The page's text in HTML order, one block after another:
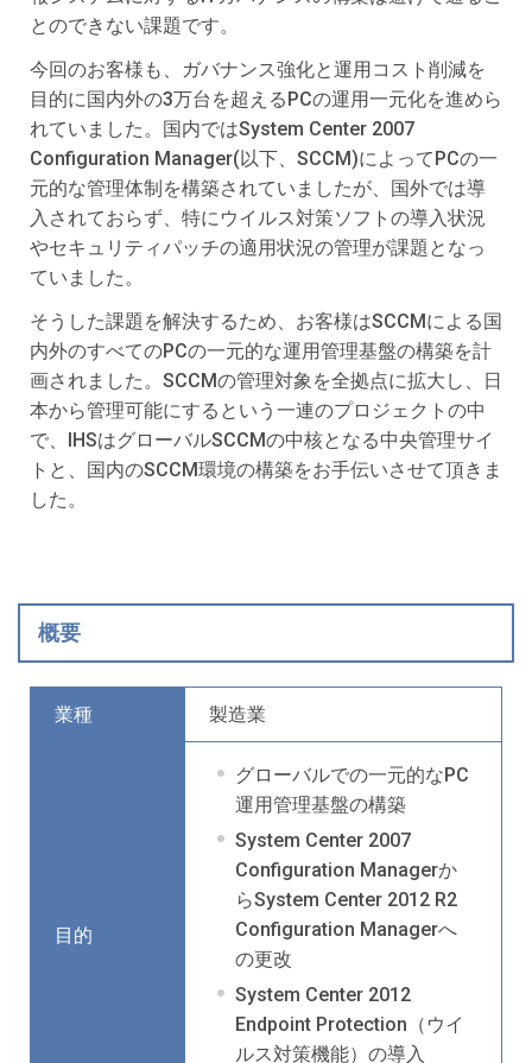
とのできない課題です。
今回のお客様も、ガバナンス強化と運用コスト削減を
目的に国内外の3万台を超えるPCの運用一元化を進めら
れていました。国内ではSystem Center 2007
Configuration Manager(以下、SCCM)によってPCの一
元的な管理体制を構築されていましたが、国外では導
入されておらず、特にウイルス対策ソフトの導入状況
やセキュリティパッチの適用状況の管理が課題となっ
ていました。
そうした課題を解決するため、お客様はSCCMによる国
内外のすべてのPCの一元的な運用管理基盤の構築を計
画されました。SCCMの管理対象を全拠点に拡大し、日
本から管理可能にするという一連のプロジェクトの中
で、IHSはグローバルSCCMの中核となる中央管理サイ
トと、国内のSCCM環境の構築をお手伝いさせて頂きま
した。
概要
業種 製造業
目的
グローバルでの一元的なPC
運用管理基盤の構築
System Center 2007
Configuration Managerか
らSystem Center 2012 R2
Configuration Managerへ
の更改
System Center 2012
Endpoint Protection（ウイ
ルス対策機能）の導入